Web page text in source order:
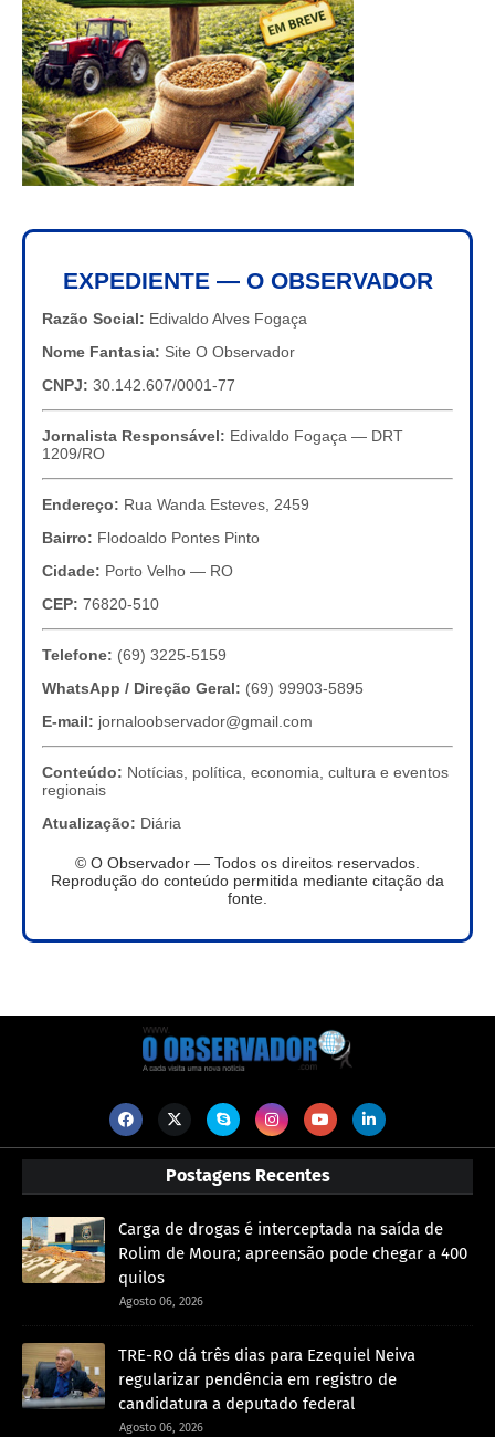
EXPEDIENTE — O OBSERVADOR
Razão Social: Edivaldo Alves Fogaça
Nome Fantasia: Site O Observador
CNPJ: 30.142.607/0001-77
Jornalista Responsável: Edivaldo Fogaça — DRT
1209/RO
Endereço: Rua Wanda Esteves, 2459
Bairro: Flodoaldo Pontes Pinto
Cidade: Porto Velho — RO
CEP: 76820-510
Telefone: (69) 3225-5159
WhatsApp / Direção Geral: (69) 99903-5895
E-mail: jornaloobservador@gmail.com
Conteúdo: Notícias, política, economia, cultura e eventos
regionais
Atualização: Diária
© O Observador — Todos os direitos reservados.
Reprodução do conteúdo permitida mediante citação da
fonte.
Postagens Recentes
Carga de drogas é interceptada na saída de
Rolim de Moura; apreensão pode chegar a 400
quilos
Agosto 06, 2026
TRE-RO dá três dias para Ezequiel Neiva
regularizar pendência em registro de
candidatura a deputado federal
Agosto 06, 2026